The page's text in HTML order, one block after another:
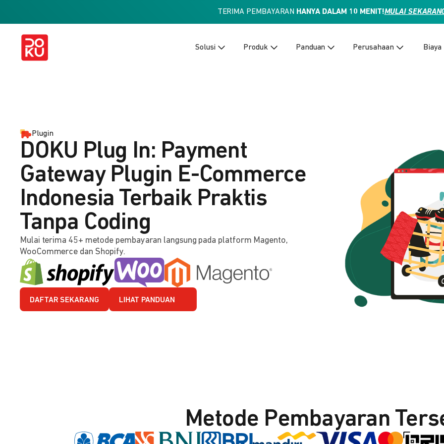
TERIMA PEMBAYARAN HANYA DALAM 10 MENIT!MULAI
Solusi Produk Panduan Perusahaan Biaya
Plugin
DOKU Plug In: Payment
Gateway Plugin E-Commerce
Indonesia Terbaik Praktis
Tanpa Coding
Mulai terima 45+ metode pembayaran langsung pada platform Magento,
WooCommerce dan Shopify.
DAFTAR SEKARANG LIHAT PANDUAN
Metode Pembayaran